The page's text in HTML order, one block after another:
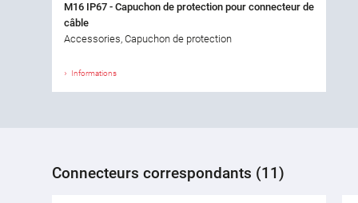
M16 IP67 - Capuchon de protection pour connecteur de
câble
Accessories, Capuchon de protection
Informations
Connecteurs correspondants (11)